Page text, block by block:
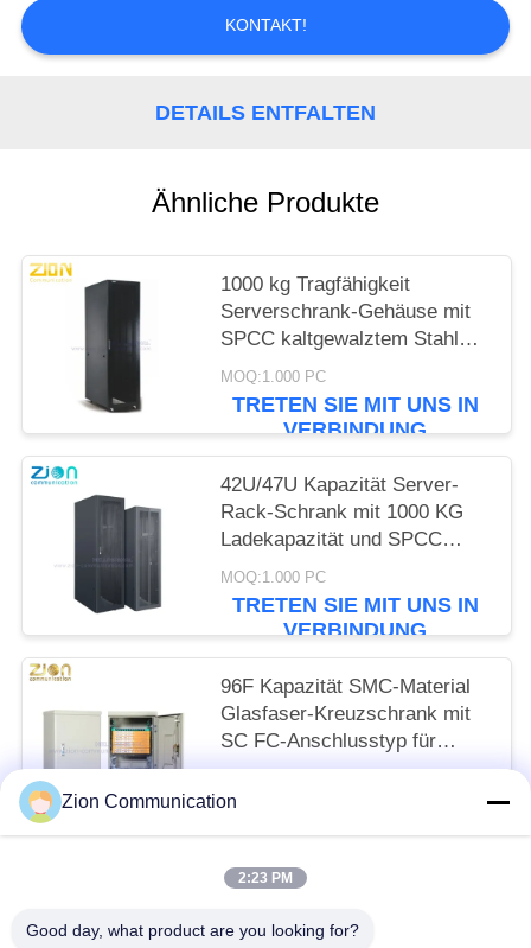
KONTAKT!
DETAILS ENTFALTEN
Ähnliche Produkte
1000 kg Tragfähigkeit
Serverschrank-Gehäuse mit
SPCC kaltgewalztem Stahl
und hochdicht belüfteten
Türen für Rechenzentren
MOQ:1.000 PC
TRETEN SIE MIT UNS IN
VERBINDUNG
42U/47U Kapazität Server-
Rack-Schrank mit 1000 KG
Ladekapazität und SPCC
kaltgewalzte
Stahlkonstruktion
MOQ:1.000 PC
TRETEN SIE MIT UNS IN
VERBINDUNG
96F Kapazität SMC-Material
Glasfaser-Kreuzschrank mit
SC FC-Anschlusstyp für
FTTH
TRETEN SIE MIT UNS IN
VERBINDUNG
Zion Communication
2:23 PM
Good day, what product are you looking for?